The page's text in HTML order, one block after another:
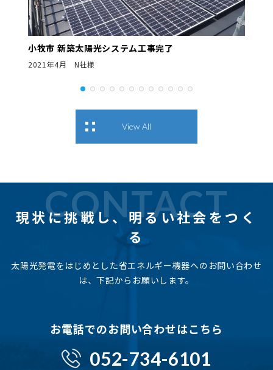
小牧市 新築太陽光システム工事完了
2021年4月 N社様
View All
CONTACT
現状に挑戦し、明るい社会をつく
る
太陽光発電をはじめとした省エネルギー機器へのお問い合わせ
は、下記からお願いします。
お電話でのお問い合わせはこちら
052-734-6101